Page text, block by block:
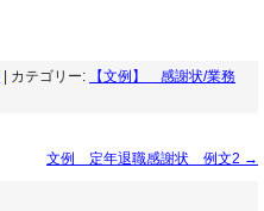
| カテゴリー:
【文例】 感謝状/業務
文例 定年退職感謝状 例文2 →